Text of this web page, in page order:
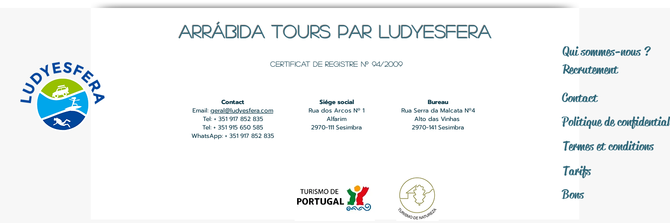
ARRÁBIDA TOURS PAR LUDYESFERA
Certificat de registre Nº 94/2009
Qui sommes-nous ?
Recrutement
Contact
Contact
Email: geral@ludyesfera.com
Tel: + 351 917 852 835
Tel: + 351 915 650 585
WhatsApp: + 351 917 852 835
Siége social
Rua dos Arcos Nº 1
Alfarim
2970-111 Sesimbra
Bureau
Rua Serra da Malcata Nº4
Alto das Vinhas
2970-141 Sesimbra
Politique de
Termes et conditions
Tarifs
Bons